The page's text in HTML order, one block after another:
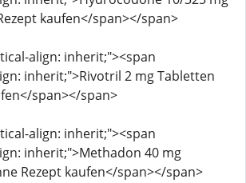
kaufen</span></span>
align: inherit;"><span
inherit;">Rivotril 2 mg Tabletten
span></span>
align: inherit;"><span
inherit;">Methadon 40 mg
Rezept kaufen</span></span>